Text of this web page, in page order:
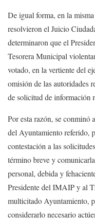
De igual forma, en la
resolvieron el Juicio
determinaron que el
Tesorera Municipal
votado, en la vertiente del
omisión de las autoridades
de solicitud de información
Por esta razón, se conminó
del Ayuntamiento referido,
contestación a las
término breve y
personal, debida y
Presidente del IMAIP y al
multicitado Ayuntamiento,
considerarlo necesario